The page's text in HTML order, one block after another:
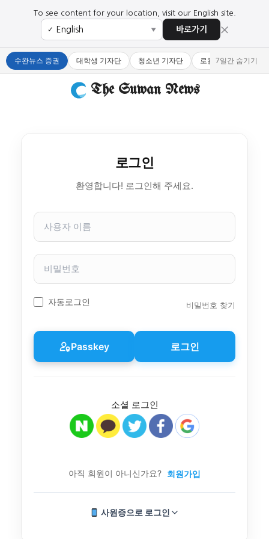
To see content for your location, visit our English site.
✓ ▼ 바로가기 ×
수완뉴스 증권 대학생 기자단 청소년 기자단 로컬 큐레이터
7일간 숨기기
The Suwan News
로그인
환영합니다! 로그인해 주세요.
사
자
이
비
번
호
자동로그인 비밀번호 찾기
Passkey 로그인
소셜 로그인
아직 회원이 아니신가요? 회원가입
사원증으로 로그인